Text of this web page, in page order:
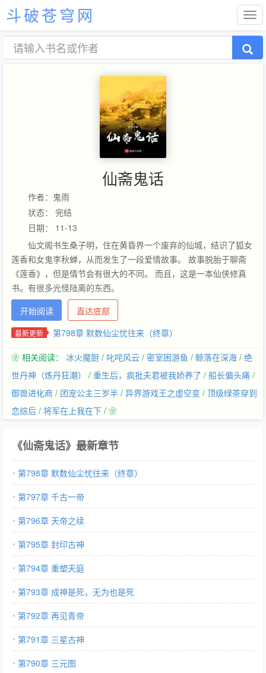
斗破苍穹网
仙斋鬼话
作者：鬼雨
状态： 完结
日期： 11-13
仙文阁书生桑子明，住在黄昏界一个废弃的仙城，结识了狐女
莲香和女鬼李秋蝉，从而发生了一段爱情故事。 故事脱胎于聊斋
《莲香》，但是情节会有很大的不同。 而且，这是一本仙侠修真
书。有很多光怪陆离的东西。
开始阅读
直达底部
最新更新 第798章 默数仙尘忧往来（终章）
❀ 相关阅读： 冰火魔厨 / 叱咤风云 / 密室困游鱼 / 鲸落在深海 / 绝
世丹神（炼丹狂潮）
/ 重生后，疯批夫君被我娇养了 / 船长偏头痛 /
御兽进化商 / 团宠公主三岁半 / 异界游戏王之虚空变 / 顶级绿茶穿到
恋综后 / 将军在上我在下 / ❀
《仙斋鬼话》最新章节
第798章 默数仙尘忧往来（终章）
第797章 千古一帝
第796章 天帝之续
第795章 封印古神
第794章 重塑天庭
第793章 成神是死，无为也是死
第792章 再见青帝
第791章 三星古神
第790章 三元图